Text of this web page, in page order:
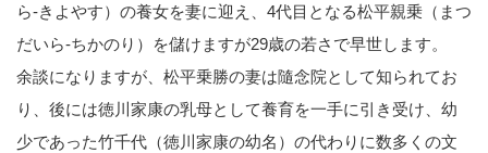
ら-きよやす）の養女を妻に迎え、4代目となる松平親乗（まつ
だいら-ちかのり）を儲けますが29歳の若さで早世します。
余談になりますが、松平乗勝の妻は隨念院として知られてお
り、後には徳川家康の乳母として養育を一手に引き受け、幼
少であった竹千代（徳川家康の幼名）の代わりに数多くの文